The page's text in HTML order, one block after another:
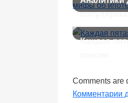
Каждая
Comments are
Комментарии